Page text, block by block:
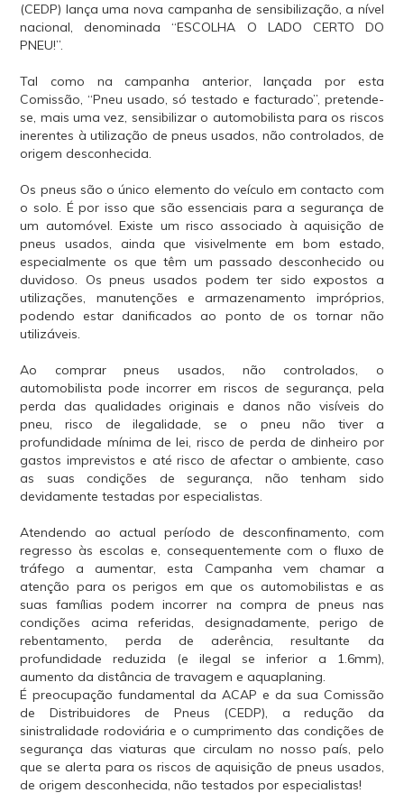
(CEDP) lança uma nova campanha de sensibilização, a nível
nacional, denominada “ESCOLHA O LADO CERTO DO
PNEU!”.
Tal como na campanha anterior, lançada por esta
Comissão, “Pneu usado, só testado e facturado”, pretende-
se, mais uma vez, sensibilizar o automobilista para os riscos
inerentes à utilização de pneus usados, não controlados, de
origem desconhecida.
Os pneus são o único elemento do veículo em contacto com
o solo. É por isso que são essenciais para a segurança de
um automóvel. Existe um risco associado à aquisição de
pneus usados, ainda que visivelmente em bom estado,
especialmente os que têm um passado desconhecido ou
duvidoso. Os pneus usados podem ter sido expostos a
utilizações, manutenções e armazenamento impróprios,
podendo estar danificados ao ponto de os tornar não
utilizáveis.
Ao comprar pneus usados, não controlados, o
automobilista pode incorrer em riscos de segurança, pela
perda das qualidades originais e danos não visíveis do
pneu, risco de ilegalidade, se o pneu não tiver a
profundidade mínima de lei, risco de perda de dinheiro por
gastos imprevistos e até risco de afectar o ambiente, caso
as suas condições de segurança, não tenham sido
devidamente testadas por especialistas.
Atendendo ao actual período de desconfinamento, com
regresso às escolas e, consequentemente com o fluxo de
tráfego a aumentar, esta Campanha vem chamar a
atenção para os perigos em que os automobilistas e as
suas famílias podem incorrer na compra de pneus nas
condições acima referidas, designadamente, perigo de
rebentamento, perda de aderência, resultante da
profundidade reduzida (e ilegal se inferior a 1.6mm),
aumento da distância de travagem e aquaplaning.
É preocupação fundamental da ACAP e da sua Comissão
de Distribuidores de Pneus (CEDP), a redução da
sinistralidade rodoviária e o cumprimento das condições de
segurança das viaturas que circulam no nosso país, pelo
que se alerta para os riscos de aquisição de pneus usados,
de origem desconhecida, não testados por especialistas!